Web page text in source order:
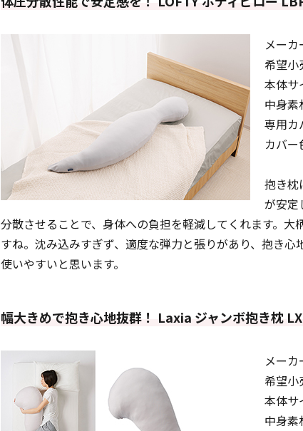
メー
希望小
本体
中身素
専用カ
カバー
抱き枕
が安定
分散させることで、身体への負担を軽減してくれます。
すね。沈み込みすぎず、適度な弾力と張りがあり、抱き心
使いやすいと思います。
幅大きめで抱き心地抜群！ Laxia ジャンボ抱き枕
メー
希望小
本体
中身